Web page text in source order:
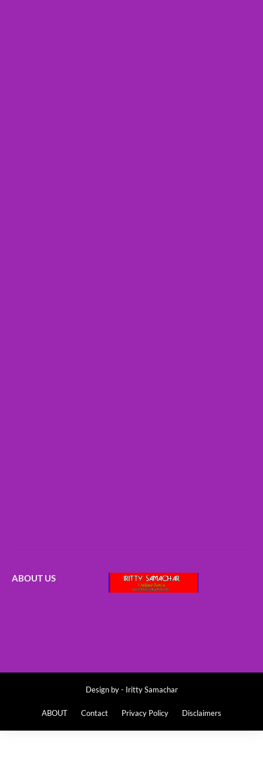
ABOUT US
Design by - Iritty Samachar
ABOUT Contact Privacy Policy Disclaimers